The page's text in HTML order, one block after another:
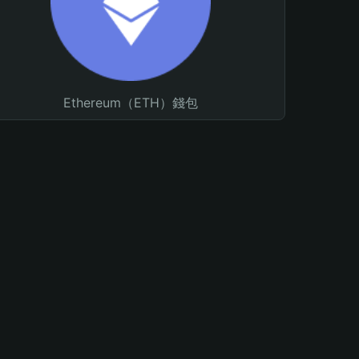
Ethereum（ETH）錢包